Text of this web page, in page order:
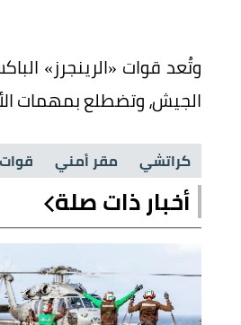
وتُعد قوات «الرينجرز»
الجيش، وتضطلع بمهمات
كراتشي مقر أمني
أخبار ذات صلة